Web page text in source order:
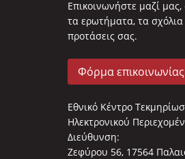
Επικοινωνήστε μαζί μας,
τα ερωτήματα, τα σχόλια
προτάσεις σας.
Φόρμα επικοινωνίας
Εθνικό Κέντρο
Ηλεκτρονικού
Διεύθυνση:
Ζεφύρου 56, 17564